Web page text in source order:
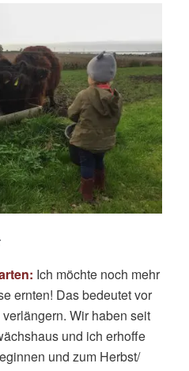
Ich möchte noch mehr
ernten! Das bedeutet vor
Wir haben seit
und ich erhoffe
und zum Herbst/